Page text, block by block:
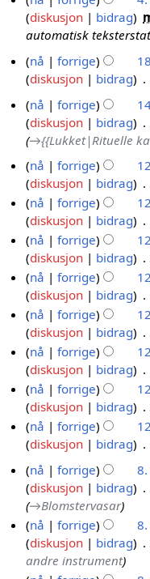
i
n
a
r
i
n
g
m
2
2
diskusjon
bidrag
automatisk
8
2
1
nå forrige
diskusjon
bidrag
n
g
e
n
r
e
d
i
g
e
r
i
n
g
s
f
o
r
k
l
a
r
i
n
g
a
0
2
nå forrige
diskusjon
bidrag
→{{Lukket|Rituelle
2
m
2
1
nå forrige
diskusjon
bidrag
nå
forrige
diskusjon
bidrag
nå
forrige
diskusjon
bidrag
nå
forrige
diskusjon
bidrag
nå
forrige
diskusjon
bidrag
nå
forrige
diskusjon
bidrag
nå
forrige
diskusjon
bidrag
nå
forrige
diskusjon
bidrag
m
nå forrige
diskusjon
bidrag
→Blomstervasar
nå
forrige
diskusjon
bidrag
andre instrument